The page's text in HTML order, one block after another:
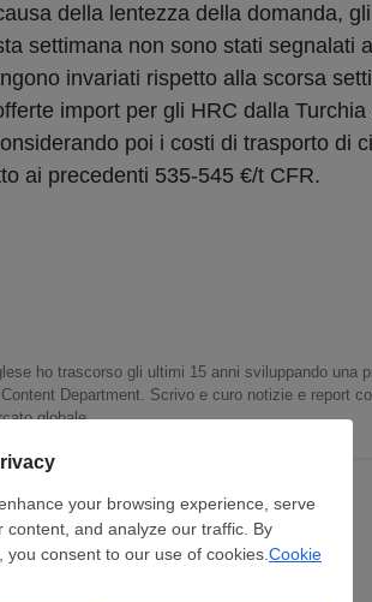
della lentezza della domanda,
settimana non sono stati segnalati
invariati rispetto alla scorsa
import per gli HRC dalla
poi i costi di trasporto di
ai precedenti 535-545 €/t CFR.
ho trascorso gli ultimi 15 anni sviluppando una
Department. Scrivo e curo notizie e report
globale.